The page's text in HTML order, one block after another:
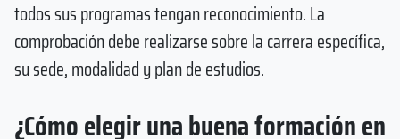
todos sus programas tengan reconocimiento. La
comprobación debe realizarse sobre la carrera específica,
su sede, modalidad y plan de estudios.
¿Cómo elegir una buena formación en